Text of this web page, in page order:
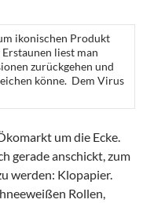
ikonischen Produkt
liest man
zurückgehen und
könne. Dem Virus
um die Ecke.
gerade anschickt, zum
werden: Klopapier.
Rollen,